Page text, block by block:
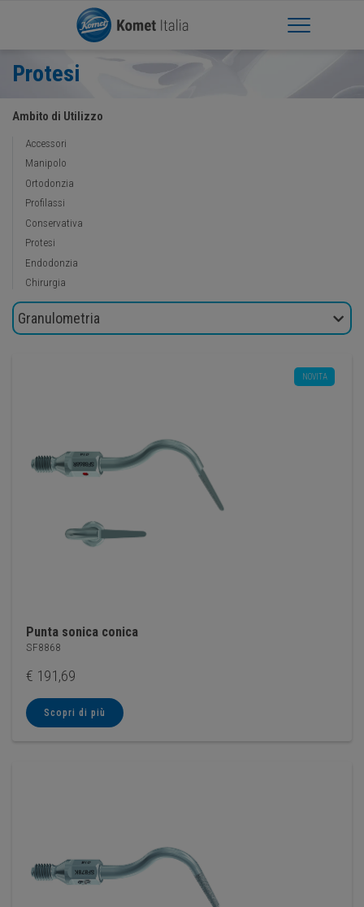
Apri Menu
Protesi
Ambito di Utilizzo
Accessori
Manipolo
Ortodonzia
Profilassi
Conservativa
Protesi
Endodonzia
Chirurgia
NOVITA
Punta sonica conica
SF8868
€ 191,69
Scopri di più